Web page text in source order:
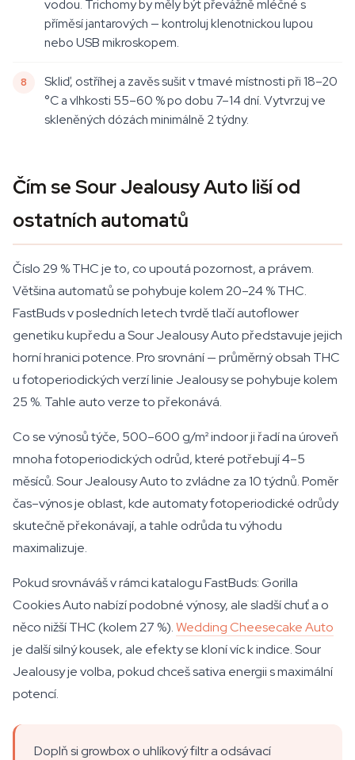
vodou. Trichomy by měly být převážně mléčné s
příměsí jantarových — kontroluj klenotnickou lupou
nebo USB mikroskopem.
Skliď, ostříhej a zavěs sušit v tmavé místnosti při 18–20
°C a vlhkosti 55–60 % po dobu 7–14 dní. Vytvrzuj ve
skleněných dózách minimálně 2 týdny.
Čím se Sour Jealousy Auto liší od
ostatních automatů
Číslo 29 % THC je to, co upoutá pozornost, a právem.
Většina automatů se pohybuje kolem 20–24 % THC.
FastBuds v posledních letech tvrdě tlačí autoflower
genetiku kupředu a Sour Jealousy Auto představuje jejich
horní hranici potence. Pro srovnání — průměrný obsah THC
u fotoperiodických verzí linie Jealousy se pohybuje kolem
25 %. Tahle auto verze to překonává.
Co se výnosů týče, 500–600 g/m² indoor ji řadí na úroveň
mnoha fotoperiodických odrůd, které potřebují 4–5
měsíců. Sour Jealousy Auto to zvládne za 10 týdnů. Poměr
čas–výnos je oblast, kde automaty fotoperiodické odrůdy
skutečně překonávají, a tahle odrůda tu výhodu
maximalizuje.
Pokud srovnáváš v rámci katalogu FastBuds: Gorilla
Cookies Auto nabízí podobné výnosy, ale sladší chuť a o
něco nižší THC (kolem 27 %).Wedding Cheesecake Auto
je další silný kousek, ale efekty se kloní víc k indice. Sour
Jealousy je volba, pokud chceš sativa energii s maximální
potencí.
Doplň si growbox o uhlíkový filtr a odsávací